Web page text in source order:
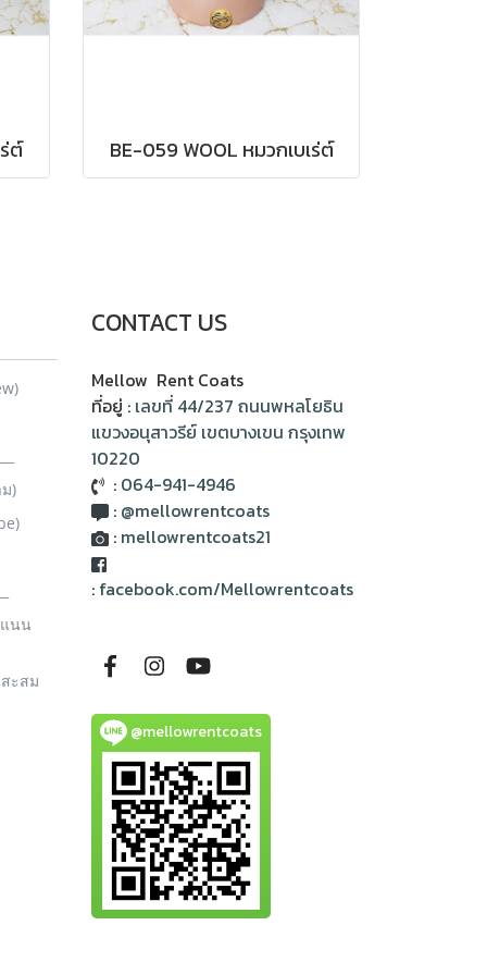
ต์ BE-059 WOOL หมวกเบเร่ต์
)
นน
ะสม
CONTACT US
Mellow Rent Coats
ที่อยู่ : เลขที่ 44/237 ถนนพหลโยธิน
แขวงอนุสาวรีย์ เขตบางเขน กรุงเทพ
10220
: 064-941-4946
: @mellowrentcoats
: mellowrentcoats21
: facebook.com/Mellowrentcoats
@mellowrentcoats